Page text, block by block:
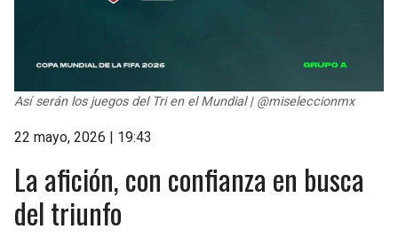
Así serán los juegos del Tri en el Mundial | @miseleccionmx
22 mayo, 2026 | 19:43
La afición, con confianza en busca
del triunfo